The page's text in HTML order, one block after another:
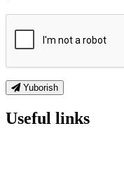
Yuborish
Useful links